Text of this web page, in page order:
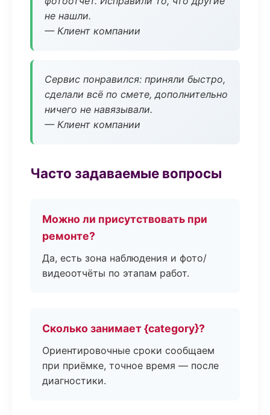
не нашли.
— Клиент компании
Сервис понравился: приняли быстро,
сделали всё по смете, дополнительно
ничего не навязывали.
— Клиент компании
Часто задаваемые вопросы
Можно ли присутствовать при
ремонте?
Да, есть зона наблюдения и фото/
видеоотчёты по этапам работ.
Сколько занимает {category}?
Ориентировочные сроки сообщаем
при приёмке, точное время — после
диагностики.